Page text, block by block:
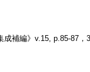
補編》v.15, p.85-87，